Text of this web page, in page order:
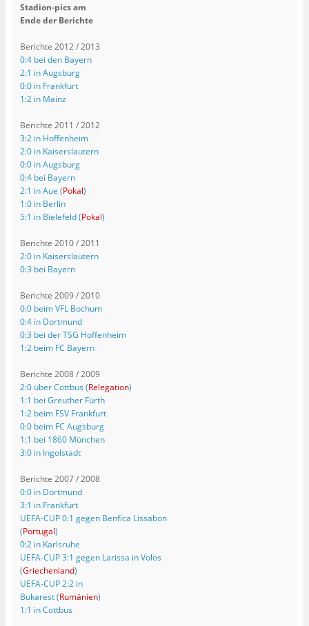
Stadion-pics am
Ende der Berichte
Berichte 2012 / 2013
0:4 bei den Bayern
2:1 in Augsburg
0:0 in Frankfurt
1:2 in Mainz
Berichte 2011 / 2012
3:2 in Hoffenheim
2:0 in Kaiserslautern
0:0 in Augsburg
0:4 bei Bayern
2:1 in Aue (Pokal)
1:0 in Berlin
5:1 in Bielefeld (Pokal)
Berichte 2010 / 2011
2:0 in Kaiserslautern
0:3 bei Bayern
Berichte 2009 / 2010
0:0 beim VFL Bochum
0:4 in Dortmund
0:3 bei der TSG Hoffenheim
1:2 beim FC Bayern
Berichte 2008 / 2009
2:0 über Cottbus (Relegation)
1:1 bei Greuther Fürth
1:2 beim FSV Frankfurt
0:0 beim FC Augsburg
1:1 bei 1860 München
3:0 in Ingolstadt
Berichte 2007 / 2008
0:0 in Dortmund
3:1 in Frankfurt
UEFA-CUP 0:1 gegen Benfica Lissabon
(Portugal)
0:2 in Karlsruhe
UEFA-CUP 3:1 gegen Larissa in Volos
(Griechenland)
UEFA-CUP 2:2 in
Bukarest (Rumänien)
1:1 in Cottbus